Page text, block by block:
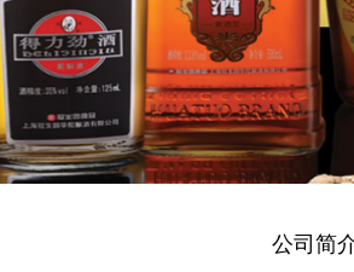
公司简